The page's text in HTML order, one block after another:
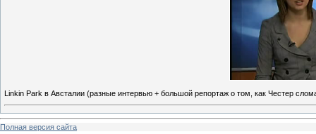
Linkin Park в Австалии (разные интервью + большой репортаж о том, как Честер
Полная версия сайта